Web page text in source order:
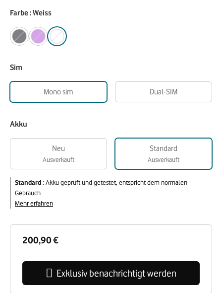
200,90 €
Exklusiv benachrichtigt werden
Farbe : Weiss
Sim
Mono sim Dual-SIM
Akku
Neu
Ausverkauft
Standard
Ausverkauft
Standard: Akku geprüft und getestet, entspricht dem normalen
Gebrauch
Mehr erfahren